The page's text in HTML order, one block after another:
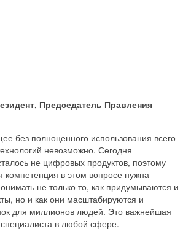
Председатель Правления
без полноценного использования всего
невозможно. Сегодня
не цифровых продуктов, поэтому
в этом вопросе нужна
не только то, как придумываются и
но и как они масштабируются и
для миллионов людей. Это важнейшая
в любой сфере.